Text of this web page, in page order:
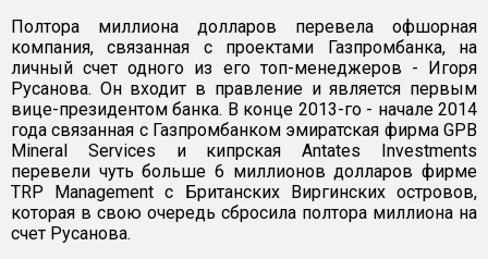
Полтора миллиона долларов перевела офшорная
компания, связанная с проектами Газпромбанка, на
личный счет одного из его топ-менеджеров - Игоря
Русанова. Он входит в правление и является первым
вице-президентом банка. В конце 2013-го - начале 2014
года связанная с Газпромбанком эмиратская фирма GPB
Mineral Services и кипрская Antates Investments
перевели чуть больше 6 миллионов долларов фирме
TRP Management c Британских Виргинских островов,
которая в свою очередь сбросила полтора миллиона на
счет Русанова.